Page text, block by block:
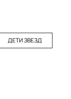
ДЕТИ ЗВЕЗД